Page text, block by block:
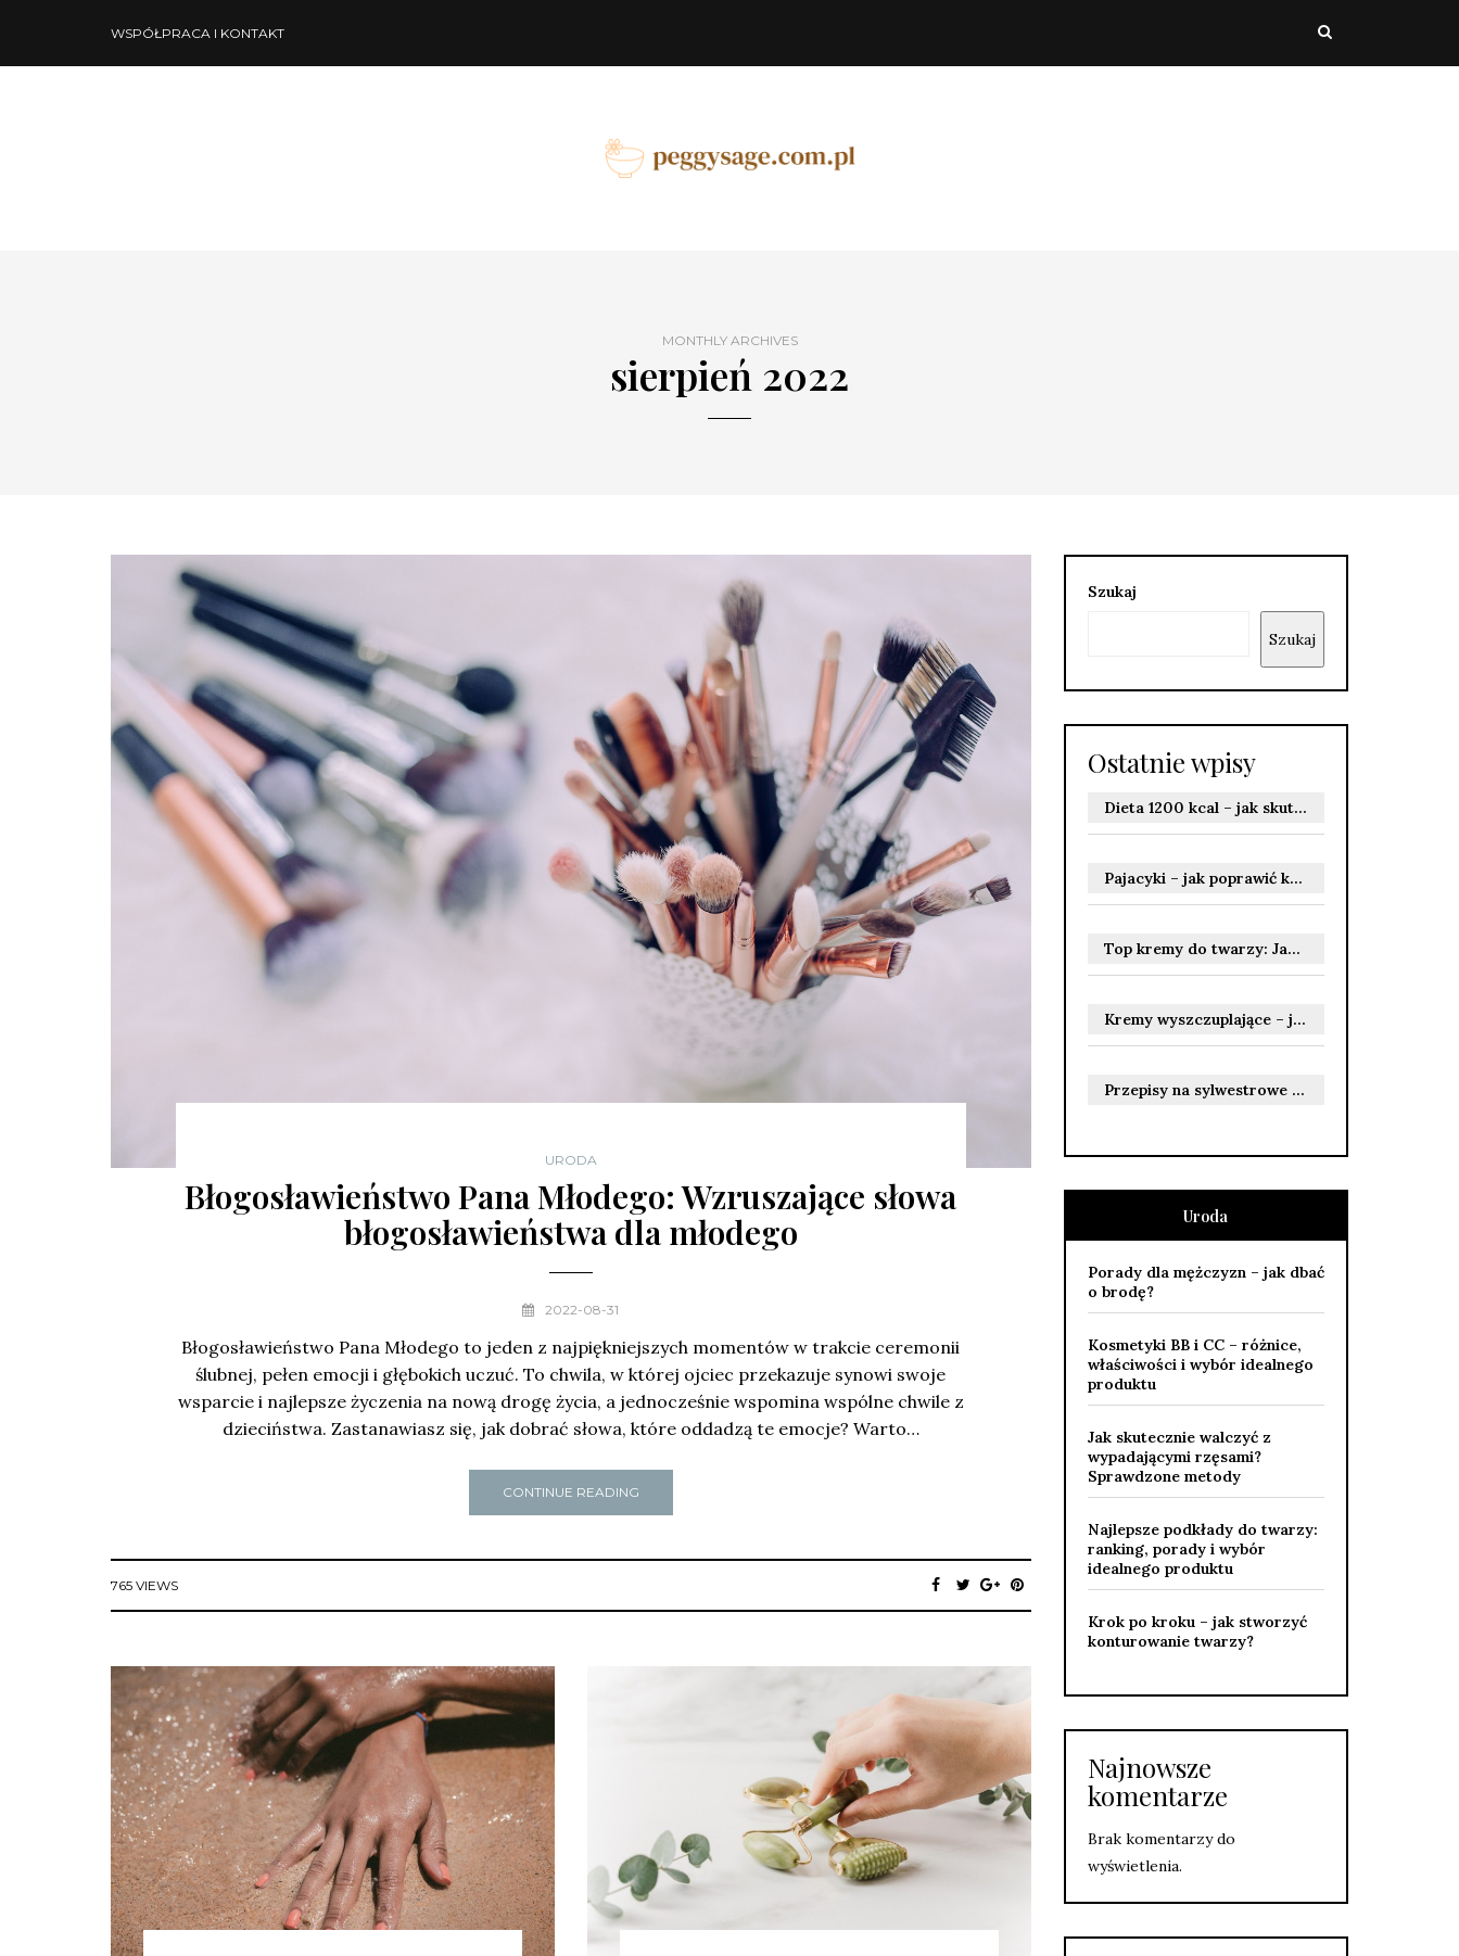
WSPÓŁPRACA I KONTAKT
MONTHLY ARCHIVES
sierpień 2022
URODA
Błogosławieństwo Pana Młodego: Wzruszające słowa
błogosławieństwa dla młodego
2022-08-31
Błogosławieństwo Pana Młodego to jeden z najpiękniejszych momentów w trakcie ceremonii
ślubnej, pełen emocji i głębokich uczuć. To chwila, w której ojciec przekazuje synowi swoje
wsparcie i najlepsze życzenia na nową drogę życia, a jednocześnie wspomina wspólne chwile z
dzieciństwa. Zastanawiasz się, jak dobrać słowa, które oddadzą te emocje? Warto…
CONTINUE READING
765 VIEWS
Szukaj
Szukaj
Ostatnie wpisy
Dieta 1200 kcal – jak skutecznie schudnąć i uniknąć ryzyka?
Pajacyki – jak poprawić kondycję i spalić kalorie?
Top kremy do twarzy: Jak wybrać idealny produkt dla siebie?
Kremy wyszczuplające – jak działają i jakie przynoszą efekty?
Przepisy na sylwestrowe jedzenie: przekąski i dania na ciepło
Uroda
Porady dla mężczyzn – jak dbać
o brodę?
Kosmetyki BB i CC – różnice,
właściwości i wybór idealnego
produktu
Jak skutecznie walczyć z
wypadającymi rzęsami?
Sprawdzone metody
Najlepsze podkłady do twarzy:
ranking, porady i wybór
idealnego produktu
Krok po kroku – jak stworzyć
konturowanie twarzy?
Najnowsze
komentarze
Brak komentarzy do
wyświetlenia.